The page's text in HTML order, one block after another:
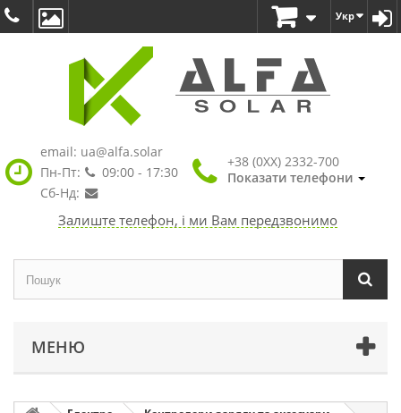
Укр
email: ua@alfa.solar
Пн-Пт:
09:00 - 17:30
Сб-Нд:
+38 (0XX) 2332-700
Показати телефони
Залиште телефон, і ми Вам передзвонимо
МЕНЮ